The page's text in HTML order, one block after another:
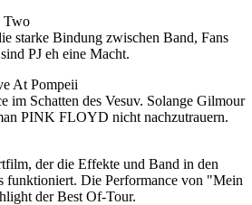
Two
starke Bindung zwischen Band, Fans
PJ eh eine Macht.
At Pompeii
im Schatten des Vesuv. Solange Gilmour
PINK FLOYD nicht nachzutrauern.
der die Effekte und Band in den
funktioniert. Die Performance von "Mein
der Best Of-Tour.